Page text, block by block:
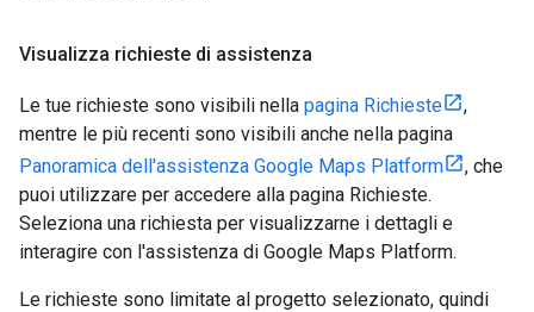
Visualizza richieste di assistenza
Le tue richieste sono visibili nella pagina Richieste
,
mentre le più recenti sono visibili anche nella pagina
Panoramica dell'assistenza Google Maps Platform
, che
puoi utilizzare per accedere alla pagina Richieste.
Seleziona una richiesta per visualizzarne i dettagli e
interagire con l'assistenza di Google Maps Platform.
Le richieste sono limitate al progetto selezionato, quindi